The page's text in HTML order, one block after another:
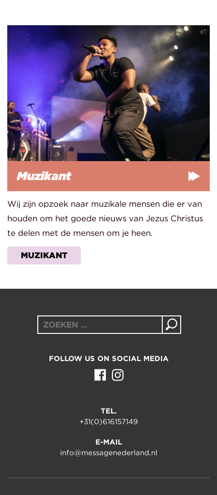
Muzikant
Wij zijn opzoek naar muzikale mensen die er van
houden om het goede nieuws van Jezus Christus
te delen met de mensen om je heen.
MUZIKANT
Zoeken
naar:
FOLLOW US ON SOCIAL MEDIA
TEL.
+31(0)616157149
E-MAIL
info@messagenederland.nl